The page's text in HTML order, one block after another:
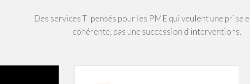
Des services TI pensés pour les PME qui veulent une prise
cohérente, pas une succession d'interventions.